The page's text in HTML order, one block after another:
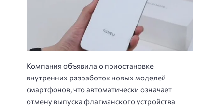
Компания объявила о приостановке
внутренних разработок новых моделей
смартфонов, что автоматически означает
отмену выпуска флагманского устройства